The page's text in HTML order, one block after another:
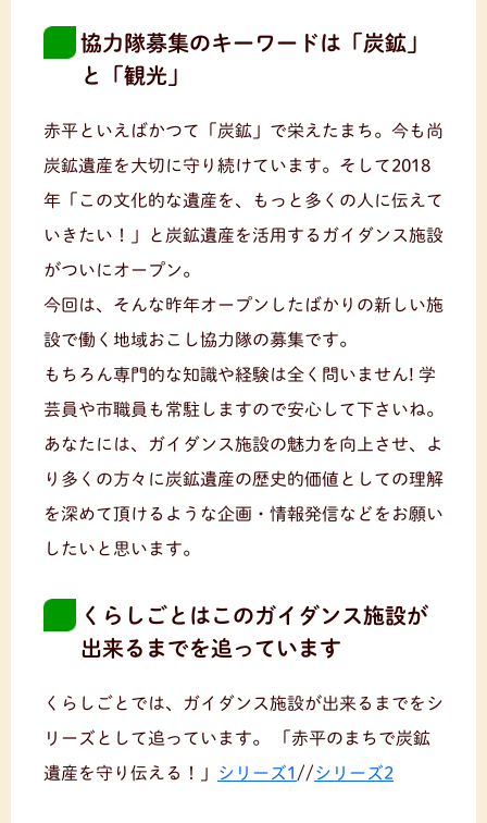
協力隊募集のキーワードは「炭鉱」
と「観光」
赤平といえばかつて「炭鉱」で栄えたまち。今も尚
炭鉱遺産を大切に守り続けています。そして2018
年「この文化的な遺産を、もっと多くの人に伝えて
いきたい！」と炭鉱遺産を活用するガイダンス施設
がついにオープン。
今回は、そんな昨年オープンしたばかりの新しい施
設で働く地域おこし協力隊の募集です。
もちろん専門的な知識や経験は全く問いません! 学
芸員や市職員も常駐しますので安心して下さいね。
あなたには、ガイダンス施設の魅力を向上させ、よ
り多くの方々に炭鉱遺産の歴史的価値としての理解
を深めて頂けるような企画・情報発信などをお願い
したいと思います。
くらしごとはこのガイダンス施設が
出来るまでを追っています
くらしごとでは、ガイダンス施設が出来るまでをシ
リーズとして追っています。
「赤平のまちで炭鉱
遺産を守り伝える！」
シリーズ1 //シリーズ2